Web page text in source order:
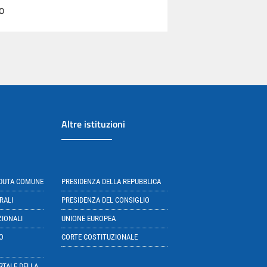
COMUNE
Altre istituzioni
PRESIDENZA DELLA REPUBBLICA
PRESIDENZA DEL CONSIGLIO
UNIONE EUROPEA
CORTE COSTITUZIONALE